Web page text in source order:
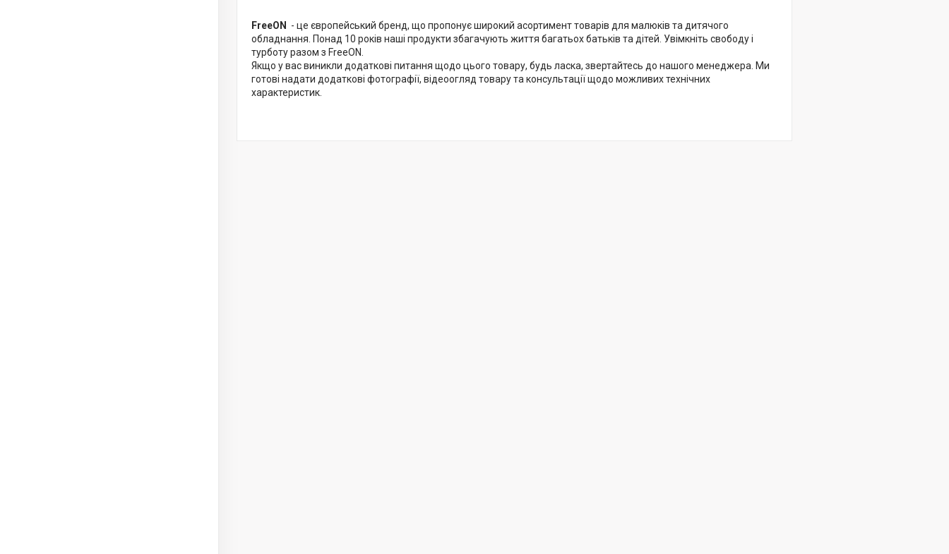
FreeON
- це європейський бренд, що пропонує широкий асортимент товарів для малюків та дитячого
обладнання. Понад 10 років наші продукти збагачують життя багатьох батьків та дітей. Увімкніть свободу і
турботу разом з FreeON.
Якщо у вас виникли додаткові питання щодо цього товару, будь ласка, звертайтесь до нашого менеджера. Ми
готові надати додаткові фотографії, відеоогляд товару та консультації щодо можливих технічних
характеристик.